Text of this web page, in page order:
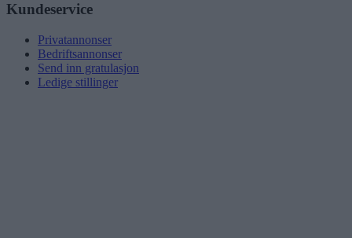
Kundeservice
Privatannonser
Bedriftsannonser
Send inn gratulasjon
Ledige stillinger